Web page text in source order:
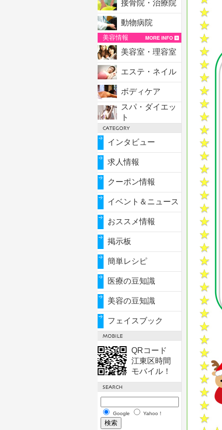
接骨院・治療院
動物病院
美容情報
美容室・理容室
エステ・ネイル
ボディケア
スパ・ダイエッ
ト
インタビュー
求人情報
クーポン情報
イベント＆ニュース
おススメ情報
掲示板
簡単レシピ
医療の豆知識
美容の豆知識
フェイスブック
QRコード
江東区時間
モバイル！
Google Yahoo！